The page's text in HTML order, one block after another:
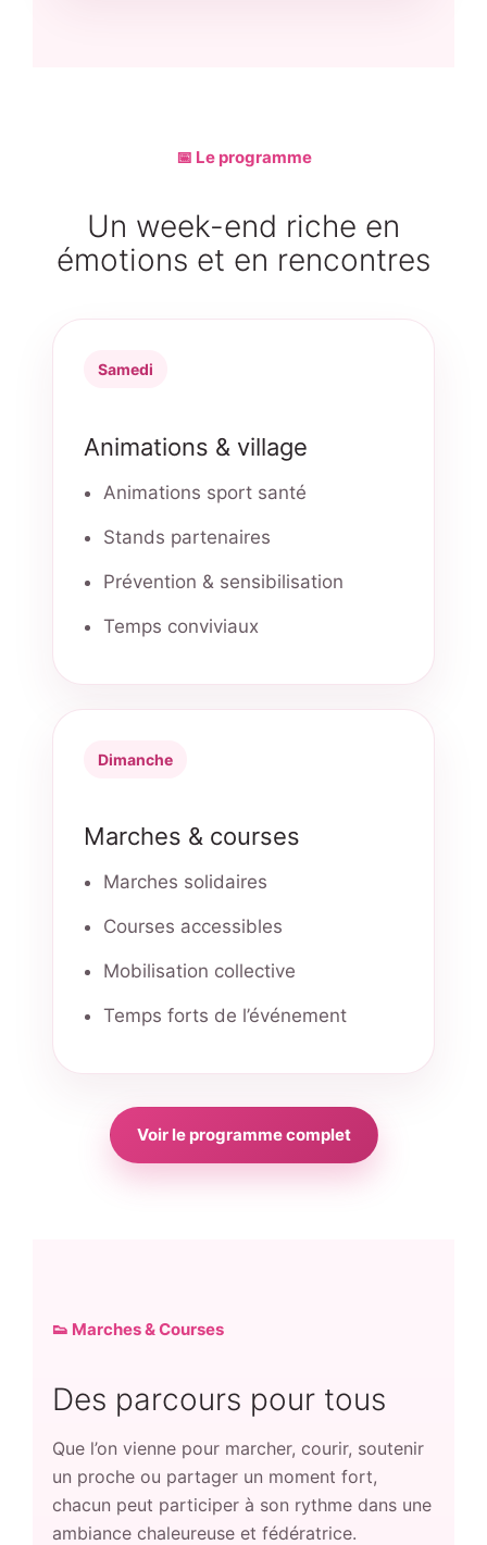
📅 Le programme
Un week-end riche en
émotions et en rencontres
Samedi
Animations & village
Animations sport santé
Stands partenaires
Prévention & sensibilisation
Temps conviviaux
Dimanche
Marches & courses
Marches solidaires
Courses accessibles
Mobilisation collective
Temps forts de l’événement
Voir le programme complet
👟 Marches & Courses
Des parcours pour tous
Que l’on vienne pour marcher, courir, soutenir
un proche ou partager un moment fort,
chacun peut participer à son rythme dans une
ambiance chaleureuse et fédératrice.